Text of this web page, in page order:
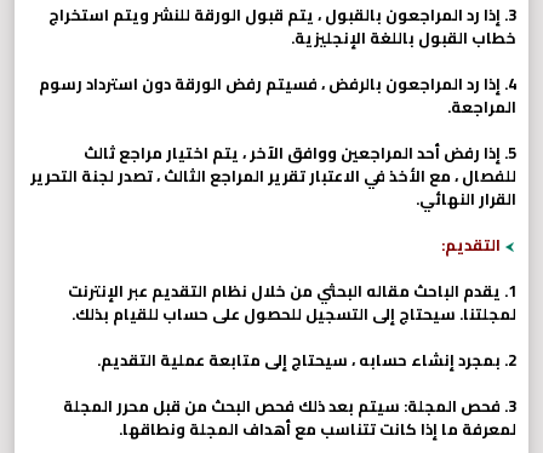
3. إذا رد المراجعون بالقبول ، يتم قبول الورقة للنشر ويتم استخراج
خطاب القبول باللغة الإنجليزية.
4. إذا رد المراجعون بالرفض ، فسيتم رفض الورقة دون استرداد رسوم
المراجعة.
5. إذا رفض أحد المراجعين ووافق الآخر ، يتم اختيار مراجع ثالث
للفصال ، مع الأخذ في الاعتبار تقرير المراجع الثالث ، تصدر لجنة التحرير
القرار النهائي.
التقديم:
1. يقدم الباحث مقاله البحثي من خلال نظام التقديم عبر الإنترنت
لمجلتنا. سيحتاج إلى التسجيل للحصول على حساب للقيام بذلك.
2. بمجرد إنشاء حسابه ، سيحتاج إلى متابعة عملية التقديم.
3. فحص المجلة: سيتم بعد ذلك فحص البحث من قبل محرر المجلة
لمعرفة ما إذا كانت تتناسب مع أهداف المجلة ونطاقها.